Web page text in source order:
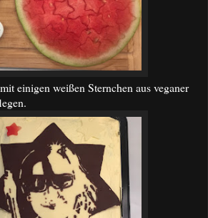
einigen weißen Sternchen aus veganer